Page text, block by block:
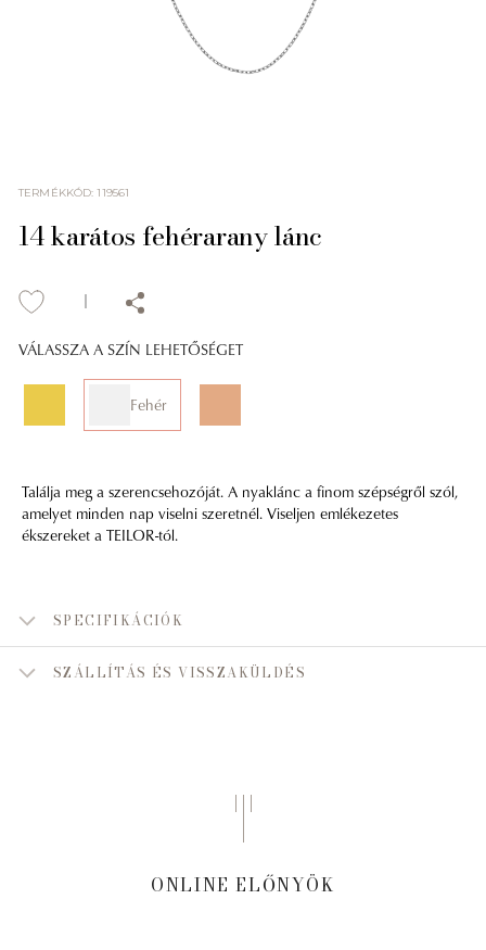
TERMÉKKÓD:119561
14 karátos fehérarany lánc
VÁLASSZA A SZÍN LEHETŐSÉGET
Fehér
Találja meg a szerencsehozóját. A nyaklánc a finom szépségről szól,
amelyet minden nap viselni szeretnél. Viseljen emlékezetes
ékszereket a TEILOR-tól.
SPECIFIKÁCIÓK
SZÁLLÍTÁS ÉS VISSZAKÜLDÉS
ONLINE ELŐNYÖK